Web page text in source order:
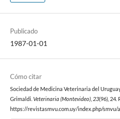
Publicado
1987-01-01
Cómo citar
Sociedad de Medicina Veterinaria del
Grimaldi. Veterinaria (Montevideo), 23(96), 24.
https://revistasmvu.com.uy/index.php/